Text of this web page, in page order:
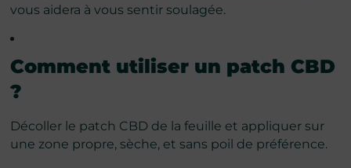
vous aidera à vous sentir soulagée.
Comment utiliser un patch CBD
?
Décoller le patch CBD de la feuille et appliquer sur
une zone propre, sèche, et sans poil de préférence.